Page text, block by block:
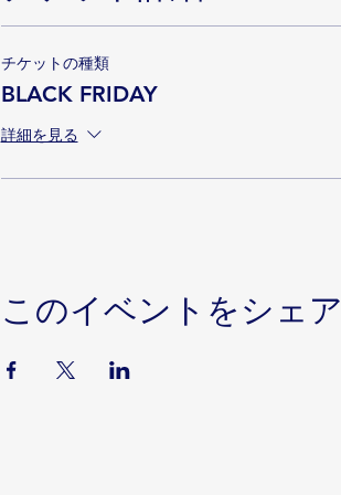
チケットの種類
BLACK FRIDAY
詳細を見る
このイベントをシェア